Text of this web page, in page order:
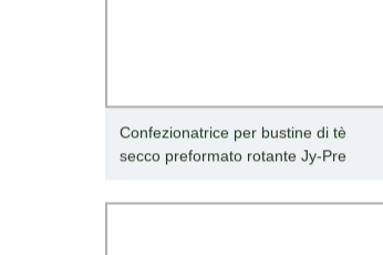
Confezionatrice per bustine di tè
secco preformato rotante Jy-Pre